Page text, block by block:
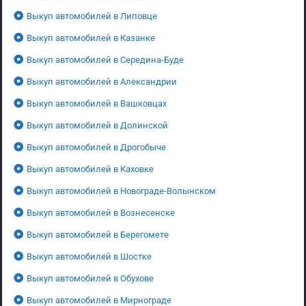
Выкуп автомобилей в Липовце
Выкуп автомобилей в Казанке
Выкуп автомобилей в Середина-Буде
Выкуп автомобилей в Александрии
Выкуп автомобилей в Вашковцах
Выкуп автомобилей в Долинской
Выкуп автомобилей в Дрогобыче
Выкуп автомобилей в Каховке
Выкуп автомобилей в Новограде-Волынском
Выкуп автомобилей в Вознесенске
Выкуп автомобилей в Берегомете
Выкуп автомобилей в Шостке
Выкуп автомобилей в Обухове
Выкуп автомобилей в Мирнограде